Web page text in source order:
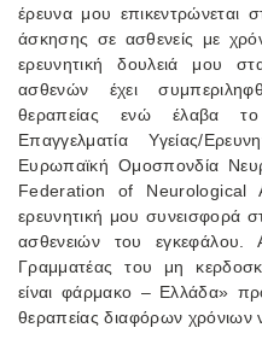
έρευνα μου επικεντρώνεται
άσκησης σε ασθενείς με
ερευνητική δουλειά μου
ασθενών έχει
θεραπείας ενώ έλαβα
Επαγγελματία Υγείας/
Ευρωπαϊκή Ομοσπονδία
Federation of Neurological
ερευνητική μου συνεισφορά
ασθενειών του
Γραμματέας του μη
είναι φάρμακο – Ελλάδα»
θεραπείας διαφόρων